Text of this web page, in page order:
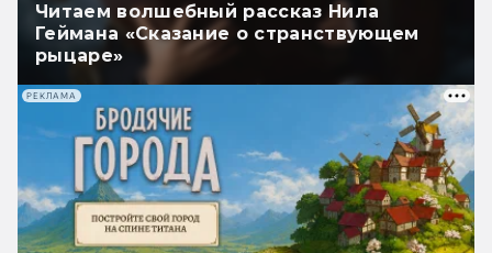
Читаем волшебный рассказ Нила
Геймана «Сказание о странствующем
рыцаре»
РЕКЛАМА